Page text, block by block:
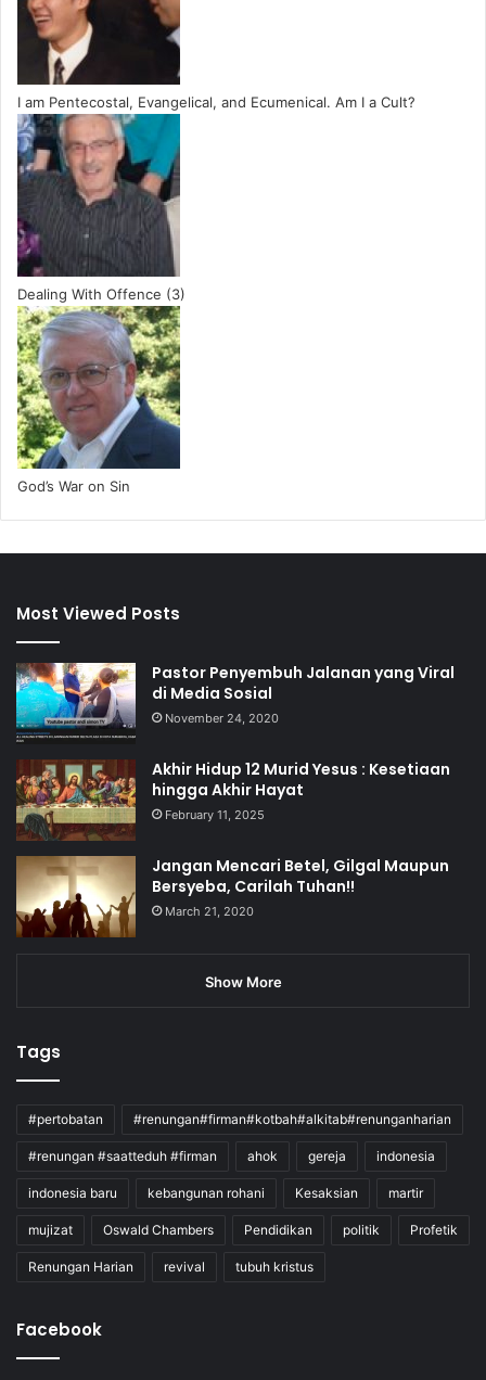
I am Pentecostal, Evangelical, and Ecumenical. Am I a Cult?
Dealing With Offence (3)
God’s War on Sin
Most Viewed Posts
Pastor Penyembuh Jalanan yang Viral
di Media Sosial
November 24, 2020
Akhir Hidup 12 Murid Yesus : Kesetiaan
hingga Akhir Hayat
February 11, 2025
Jangan Mencari Betel, Gilgal Maupun
Bersyeba, Carilah Tuhan!!
March 21, 2020
Show More
Tags
#pertobatan #renungan#firman#kotbah#alkitab#renunganharian
#renungan #saatteduh #firman ahok gereja indonesia
indonesia baru kebangunan rohani Kesaksian martir
mujizat Oswald Chambers Pendidikan politik Profetik
Renungan Harian revival tubuh kristus
Facebook